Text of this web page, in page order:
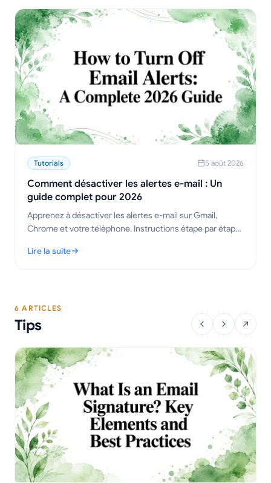
Tutorials 5 août 2026
Comment désactiver les alertes e-mail : Un
guide complet pour 2026
Apprenez à désactiver les alertes e-mail sur Gmail,
Chrome et votre téléphone. Instructions étape par étape
conseils de dépannage.
Lire la suite
: Comment désactiver les alertes e-mail : Un guide complet
6 ARTICLES
Tips